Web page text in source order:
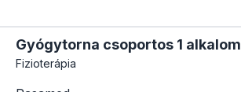
Gyógytorna csoportos 1 alkalom
Fizioterápia